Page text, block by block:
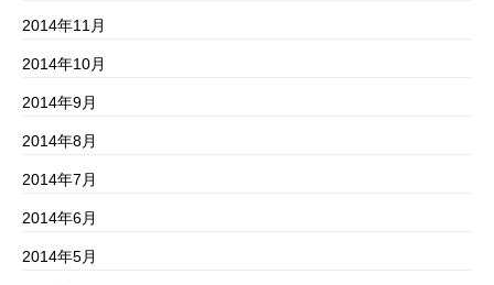
2014年11月
2014年10月
2014年9月
2014年8月
2014年7月
2014年6月
2014年5月